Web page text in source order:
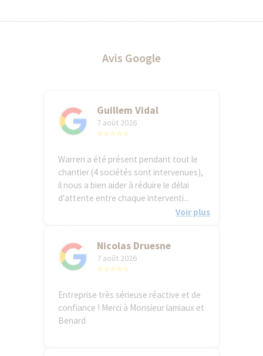
Avis Google
Guillem Vidal
7 août 2026
⭐⭐⭐⭐⭐
Warren a été présent pendant tout le
chantier (4 sociétés sont intervenues),
il nous a bien aider à réduire le délai
d'attente entre chaque interventi...
Voir plus
Nicolas Druesne
7 août 2026
⭐⭐⭐⭐⭐
Entreprise très sérieuse réactive et de
confiance ! Merci à Monsieur lamiaux et
Benard